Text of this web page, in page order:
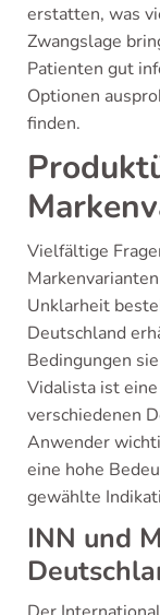
erstatten, was
Zwangslage
Patienten gut
Optionen
finden.
Vielfältige
Unklarheit
Deutschland
Bedingungen
Vidalista ist
verschiedenen
Anwender
eine hohe
gewählte
INN und